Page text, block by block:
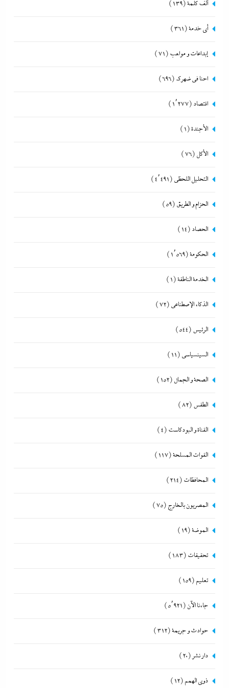
ألف كلمة(139)
أي خدمة(361)
إبداعات و مواهب (71)
احنا في ضهرك (696)
اقتصاد (1٬277)
الأجندة(1)
الأكل (76)
التحليل اللحظي (4٬491)
الحزام و الطريق (59)
الحصاد (14)
الحكومة(1٬569)
الخدمة الناطقة(1)
الذكاء الإصطناعي (72)
الرئيس (544)
السينسياسي (11)
الصحة و الجمال (152)
الطقس (82)
القناة و البودكاست (4)
القوات المسلحة(117)
المحافظات (214)
المصريون بالخارج (75)
الموضة(19)
تحقيقات (183)
تعليم (159)
جاءنا الآن (5٬921)
حوادث و جريمة(312)
دار نشر (20)
ذوى الهمم (12)